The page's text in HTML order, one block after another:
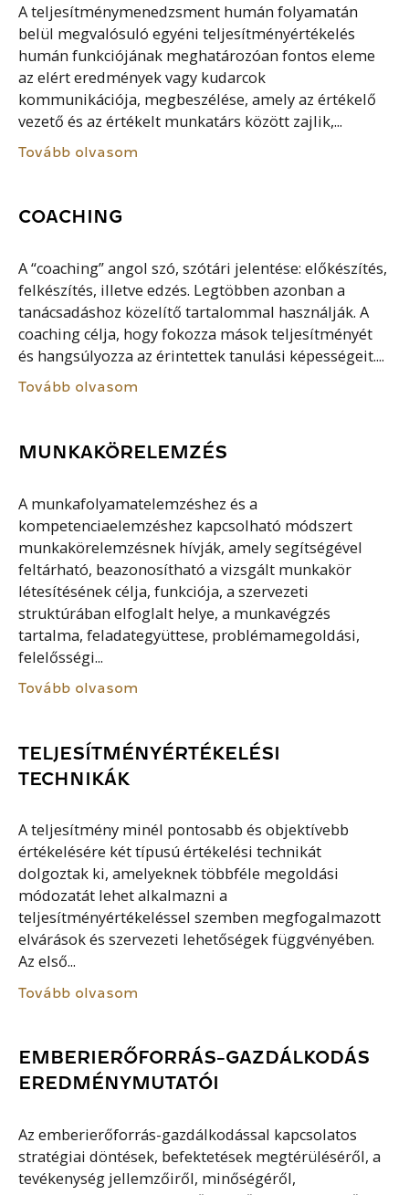
A teljesítménymenedzsment humán folyamatán
belül megvalósuló egyéni teljesítményértékelés
humán funkciójának meghatározóan fontos eleme
az elért eredmények vagy kudarcok
kommunikációja, megbeszélése, amely az értékelő
vezető és az értékelt munkatárs között zajlik,...
Tovább olvasom
COACHING
A “coaching” angol szó, szótári jelentése: előkészítés,
felkészítés, illetve edzés. Legtöbben azonban a
tanácsadáshoz közelítő tartalommal használják. A
coaching célja, hogy fokozza mások teljesítményét
és hangsúlyozza az érintettek tanulási képességeit....
Tovább olvasom
MUNKAKÖRELEMZÉS
A munkafolyamatelemzéshez és a
kompetenciaelemzéshez kapcsolható módszert
munkakörelemzésnek hívják, amely segítségével
feltárható, beazonosítható a vizsgált munkakör
létesítésének célja, funkciója, a szervezeti
struktúrában elfoglalt helye, a munkavégzés
tartalma, feladategyüttese, problémamegoldási,
felelősségi...
Tovább olvasom
TELJESÍTMÉNYÉRTÉKELÉSI
TECHNIKÁK
A teljesítmény minél pontosabb és objektívebb
értékelésére két típusú értékelési technikát
dolgoztak ki, amelyeknek többféle megoldási
módozatát lehet alkalmazni a
teljesítményértékeléssel szemben megfogalmazott
elvárások és szervezeti lehetőségek függvényében.
Az első...
Tovább olvasom
EMBERIERŐFORRÁS-GAZDÁLKODÁS
EREDMÉNYMUTATÓI
Az emberierőforrás-gazdálkodással kapcsolatos
stratégiai döntések, befektetések megtérüléséről, a
tevékenység jellemzőiről, minőségéről,